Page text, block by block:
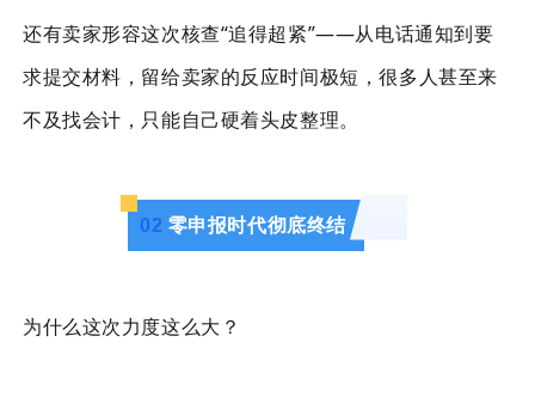
还有卖家形容这次核查“追得超紧”——从电话通知到要
求提交材料，留给卖家的反应时间极短，很多人甚至来
不及找会计，只能自己硬着头皮整理。
02 零申报时代彻底终结
为什么这次力度这么大？